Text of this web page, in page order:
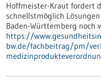
Hoffmeister-Kraut fordert
schnellstmöglich
Baden-Württemberg noch
https://
bw.de/fachbeitrag/pm/